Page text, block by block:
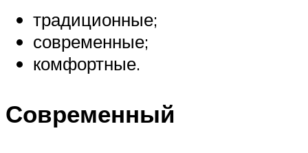
традиционные;
современные;
комфортные.
Современный